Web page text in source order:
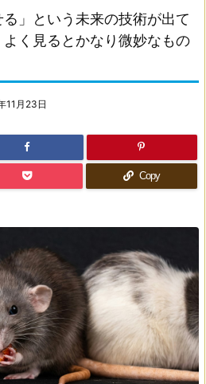
る」という未来の技術が出て
く見るとかなり微妙なもの
11月23日
Copy